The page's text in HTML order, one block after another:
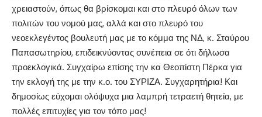
χρειαστούν, όπως θα βρίσκομαι και στο πλευρό όλων των
πολιτών του νομού μας, αλλά και στο πλευρό του
νεοεκλεγέντος βουλευτή μας με το κόμμα της ΝΔ, κ. Σταύρου
Παπασωτηρίου, επιδεικνύοντας συνέπεια σε ότι δήλωσα
προεκλογικά. Συγχαίρω επίσης την κα Θεοπίστη Πέρκα για
την εκλογή της με την κ.ο. του ΣΥΡΙΖΑ. Συγχαρητήρια! Και
δημοσίως εύχομαι ολόψυχα μια λαμπρή τετραετή θητεία, με
πολλές επιτυχίες για τον τόπο μας!